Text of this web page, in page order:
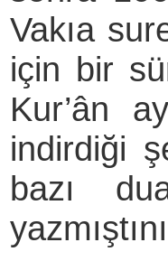
Vakıa
için bir
Kur’ân
indirdiği
bazı